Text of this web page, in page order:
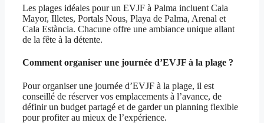
Les plages idéales pour un EVJF à Palma incluent Cala
Mayor, Illetes, Portals Nous, Playa de Palma, Arenal et
Cala Estància. Chacune offre une ambiance unique allant
de la fête à la détente.
Comment organiser une journée d’EVJF à la plage ?
Pour organiser une journée d’EVJF à la plage, il est
conseillé de réserver vos emplacements à l’avance, de
définir un budget partagé et de garder un planning flexible
pour profiter au mieux de l’expérience.